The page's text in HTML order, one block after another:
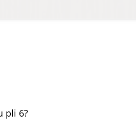
pli 6?